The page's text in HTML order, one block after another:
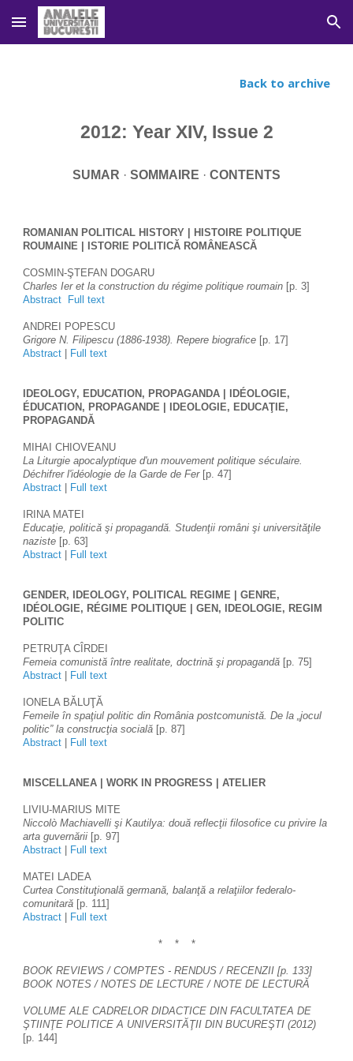
Skip to main content Skip to navigation
Back to archive
2012: Year XIV, Issue 2
SUMAR · SOMMAIRE · CONTENTS
ROMANIAN POLITICAL HISTORY | HISTOIRE POLITIQUE
ROUMAINE | ISTORIE POLITICĂ ROMÂNEASCĂ
COSMIN-ŞTEFAN DOGARU
Charles Ier et la construction du régime politique roumain [p. 3]
Abstract Full text
ANDREI POPESCU
Grigore N. Filipescu (1886-1938). Repere biografice [p. 17]
Abstract | Full text
IDEOLOGY, EDUCATION, PROPAGANDA | IDÉOLOGIE,
ÉDUCATION, PROPAGANDE | IDEOLOGIE, EDUCAŢIE,
PROPAGANDĂ
MIHAI CHIOVEANU
La Liturgie apocalyptique d'un mouvement politique séculaire.
Déchifrer l'idéologie de la Garde de Fer [p. 47]
Abstract | Full text
IRINA MATEI
Educaţie, politică şi propagandă. Studenţii români şi universităţile
naziste [p. 63]
Abstract | Full text
GENDER, IDEOLOGY, POLITICAL REGIME | GENRE,
IDÉOLOGIE, RÉGIME POLITIQUE | GEN, IDEOLOGIE, REGIM
POLITIC
PETRUŢA CÎRDEI
Femeia comunistă între realitate, doctrină şi propagandă [p. 75]
Abstract | Full text
IONELA BĂLUŢĂ
Femeile în spaţiul politic din România postcomunistă. De la „jocul
politic” la construcţia socială [p. 87]
Abstract | Full text
MISCELLANEA | WORK IN PROGRESS | ATELIER
LIVIU-MARIUS MITE
Niccolò Machiavelli şi Kautilya: două reflecţii filosofice cu privire la
arta guvernării [p. 97]
Abstract | Full text
MATEI LADEA
Curtea Constituţională germană, balanţă a relaţiilor federalo-
comunitară [p. 111]
Abstract | Full text
*    *    *
BOOK REVIEWS / COMPTES - RENDUS / RECENZII [p. 133]
BOOK NOTES / NOTES DE LECTURE / NOTE DE LECTURĂ
VOLUME ALE CADRELOR DIDACTICE DIN FACULTATEA DE
[p. 144]